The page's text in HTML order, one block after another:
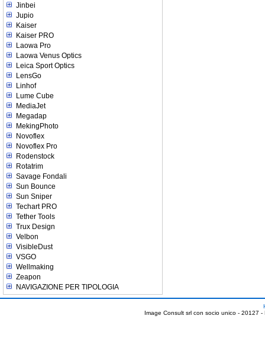
Jinbei
Jupio
Kaiser
Kaiser PRO
Laowa Pro
Laowa Venus Optics
Leica Sport Optics
LensGo
Linhof
Lume Cube
MediaJet
Megadap
MekingPhoto
Novoflex
Novoflex Pro
Rodenstock
Rotatrim
Savage Fondali
Sun Bounce
Sun Sniper
Techart PRO
Tether Tools
Trux Design
Velbon
VisibleDust
VSGO
Wellmaking
Zeapon
NAVIGAZIONE PER TIPOLOGIA
Image Consult srl con socio unico - 20127